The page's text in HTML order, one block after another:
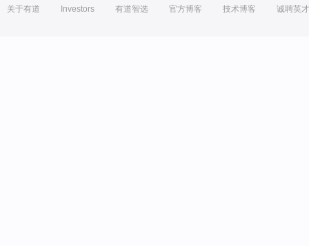
关于有道 Investors 有道智选 官方博客 技术博客 诚聘英才